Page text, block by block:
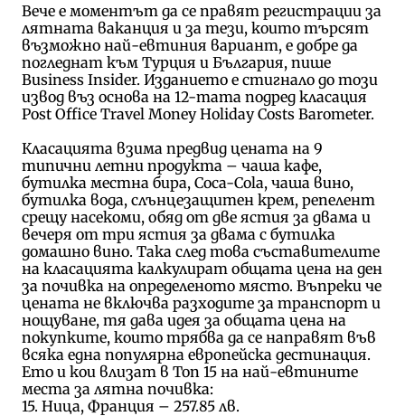
Вече е моментът да се правят регистрации за
лятната ваканция и за тези, които търсят
възможно най-евтиния вариант, е добре да
погледнат към Турция и България, пише
Business Insider. Изданието е стигнало до този
извод въз основа на 12-тата подред класация
Post Office Travel Money Holiday Costs Barometer.
Класацията взима предвид цената на 9
типични летни продукта – чаша кафе,
бутилка местна бира, Coca-Cola, чаша вино,
бутилка вода, слънцезащитен крем, репелент
срещу насекоми, обяд от две ястия за двама и
вечеря от три ястия за двама с бутилка
домашно вино. Така след това съставителите
на класацията калкулират общата цена на ден
за почивка на определеното място. Въпреки че
цената не включва разходите за транспорт и
нощуване, тя дава идея за общата цена на
покупките, които трябва да се направят във
всяка една популярна европейска дестинация.
Ето и кои влизат в Топ 15 на най-евтините
места за лятна почивка:
15. Ница, Франция – 257.85 лв.